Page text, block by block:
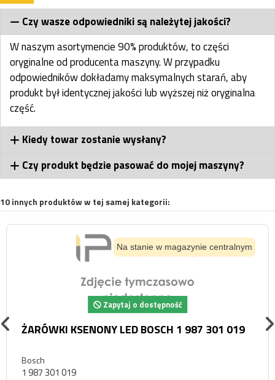
Czy wasze odpowiedniki są należytej jakości?
W naszym asortymencie 90% produktów, to części
oryginalne od producenta maszyny. W przypadku
odpowiedników dokładamy maksymalnych starań, aby
produkt był identycznej jakości lub wyższej niż oryginalna
część.
Kiedy towar zostanie wysłany?
Czy produkt będzie pasować do mojej maszyny?
10 innych produktów w tej samej kategorii:
Na stanie w magazynie centralnym
Zapytaj o dostępność
ŻARÓWKI KSENONY LED BOSCH 1 987 301 019
Bosch
1 987 301 019